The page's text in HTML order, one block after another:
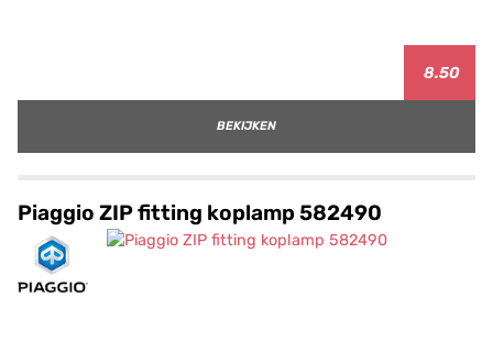
8.50
BEKIJKEN
Piaggio ZIP fitting koplamp 582490